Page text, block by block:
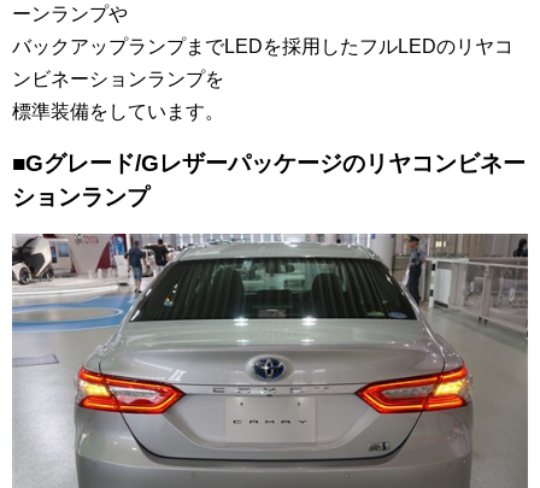
ーンランプや
バックアップランプまでLEDを採用したフルLEDのリヤコ
ンビネーションランプを
標準装備をしています。
■Gグレード/Gレザーパッケージのリヤコンビネー
ションランプ